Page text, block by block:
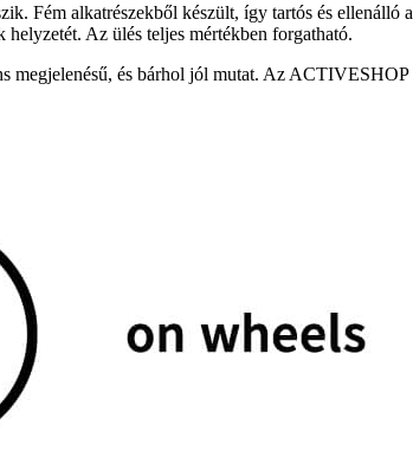
Fém alkatrészekből készült, így tartós és ellenálló a
helyzetét. Az ülés teljes mértékben forgatható.
megjelenésű, és bárhol jól mutat. Az ACTIVESHOP